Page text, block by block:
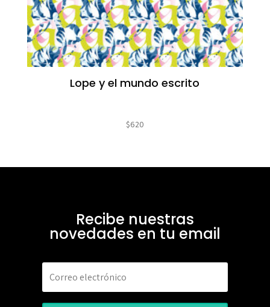
Lope y el mundo escrito
$620
Recibe nuestras
novedades en tu email